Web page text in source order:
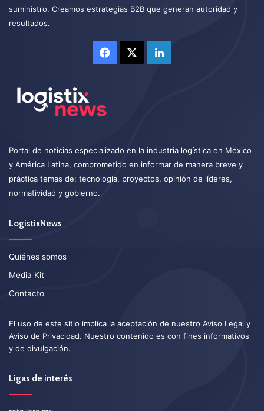
suministro. Creamos estrategias B2B que generan autoridad y
resultados.
Facebook LinkedIn
Portal de noticias especializado en la industria logística en México
y América Latina, comprometido en informar de manera breve y
práctica temas de: tecnología, proyectos, opinión de líderes,
normatividad y gobierno.
LogistixNews
Quiénes somos
Media Kit
Contacto
El uso de este sitio implica la aceptación de nuestro Aviso Legal y
Aviso de Privacidad. Nuestro contenido es con fines informativos
y de divulgación.
Ligas de interés